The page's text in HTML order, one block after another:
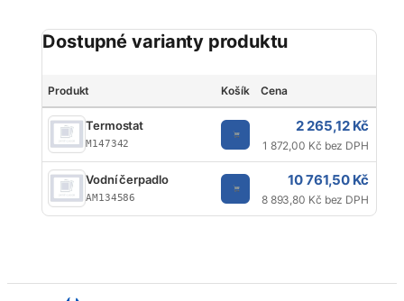
Dostupné varianty produktu
Produkt Košík Cena
Termostat
M147342
2 265,12 Kč
1 872,00 Kč bez DPH
Vodní čerpadlo
AM134586
10 761,50 Kč
8 893,80 Kč bez DPH